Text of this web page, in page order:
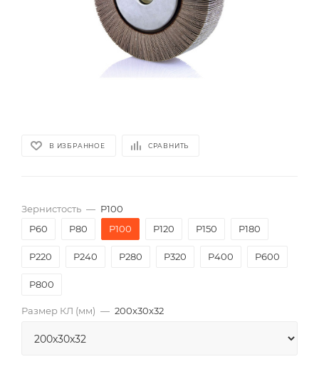
В ИЗБРАННОЕ СРАВНИТЬ
Зернистость — P100
P60
P80 P100 P120 P150 P180
P220 P240 P280 P320 P400 P600
P800
Размер КЛ (мм) — 200x30x32